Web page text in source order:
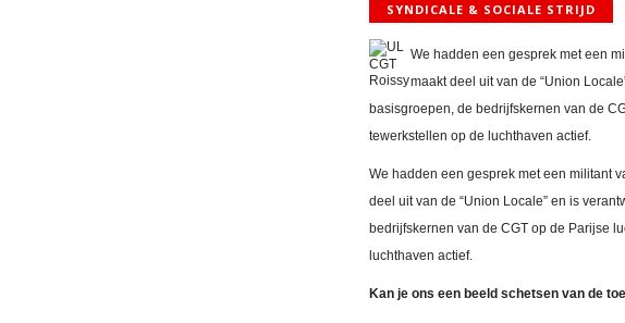
SYNDICALE & SOCIALE STRIJD
We hadden een gesprek met een
maakt deel uit van de “Union
basisgroepen, de bedrijfskernen van de
tewerkstellen op de luchthaven actief.
We hadden een gesprek met een militant
deel uit van de “Union Locale” en is
bedrijfskernen van de CGT op de Parijse
luchthaven actief.
Kan je ons een beeld schetsen van de